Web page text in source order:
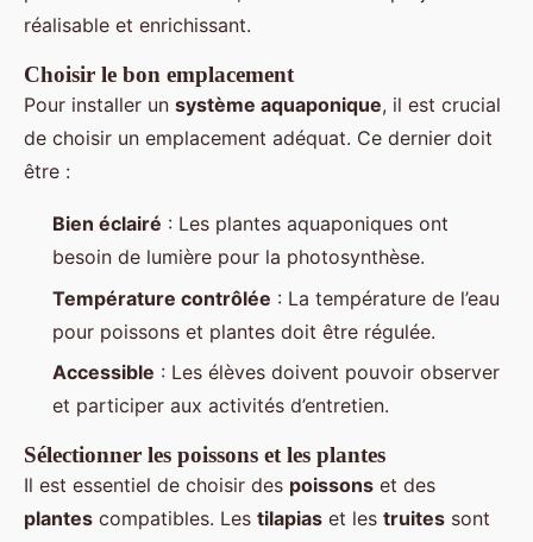
réalisable et enrichissant.
Choisir le bon emplacement
Pour installer un système aquaponique, il est crucial
de choisir un emplacement adéquat. Ce dernier doit
être :
Bien éclairé : Les plantes aquaponiques ont
besoin de lumière pour la photosynthèse.
Température contrôlée : La température de l’eau
pour poissons et plantes doit être régulée.
Accessible : Les élèves doivent pouvoir observer
et participer aux activités d’entretien.
Sélectionner les poissons et les plantes
Il est essentiel de choisir des poissons et des
plantes compatibles. Les tilapias et les truites sont